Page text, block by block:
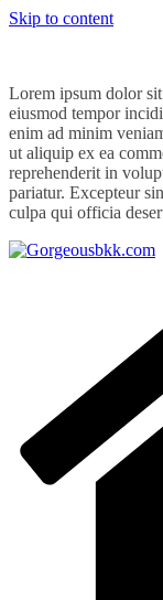
Skip to content
Lorem ipsum dolor
eiusmod tempor
enim ad minim
ut aliquip ex ea
reprehenderit in
pariatur. Excepteur
culpa qui officia